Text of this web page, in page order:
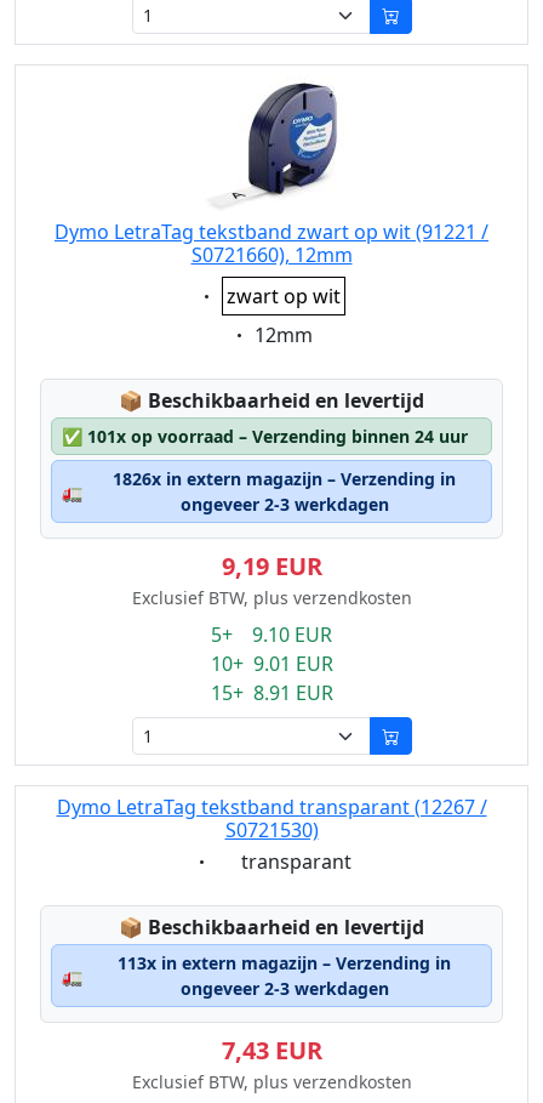
Dymo LetraTag tekstband zwart op wit (91221 /
S0721660), 12mm
Eigenschaft:
zwart op wit
Eigenschaft:
12mm
📦 Lagerstatus:
Beschikbaarheid en levertijd
✅ 101x op voorraad – Verzending binnen 24 uur
🚛
1826x in extern magazijn – Verzending in
ongeveer 2-3 werkdagen
9,19 EUR
Exclusief BTW, plus verzendkosten
5+ 9.10 EUR
10+ 9.01 EUR
15+ 8.91 EUR
Dymo LetraTag tekstband transparant (12267 /
S0721530)
Eigenschaft:
transparant
📦 Lagerstatus:
Beschikbaarheid en levertijd
🚛
113x in extern magazijn – Verzending in
ongeveer 2-3 werkdagen
7,43 EUR
Exclusief BTW, plus verzendkosten